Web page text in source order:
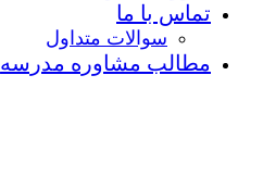
تماس با ما
سوالات متداول
مطالب مشاوره مدرسه